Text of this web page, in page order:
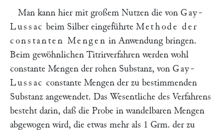
Man kann hier mit großem Nutzen die von Gay-
Lussac beim Silber eingeführte Methode der
constanten Mengen in Anwendung bringen.
Beim gewöhnlichen Titrirverfahren werden wohl
constante Mengen der rohen Substanz, von Gay-
Lussac constante Mengen der zu bestimmenden
Substanz angewendet. Das Wesentliche des Verfahrens
besteht darin, daß die Probe in wandelbaren Mengen
abgewogen wird, die etwas mehr als 1 Grm. der zu